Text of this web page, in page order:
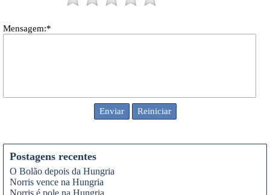
Mensagem:*
Postagens recentes
O Bolão depois da Hungria
Norris vence na Hungria